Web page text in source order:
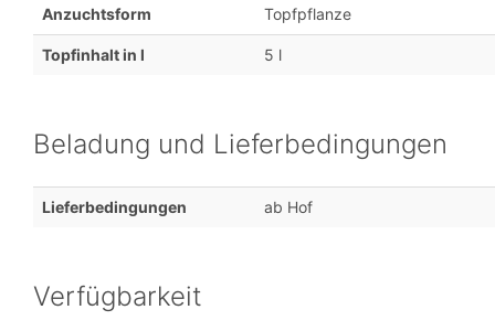
Anzuchtsform Topfpflanze
Topfinhalt in l 5 l
Beladung und Lieferbedingungen
Lieferbedingungen ab Hof
Verfügbarkeit